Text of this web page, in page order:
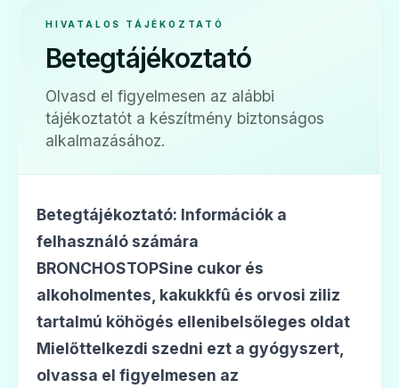
HIVATALOS TÁJÉKOZTATÓ
Betegtájékoztató
Olvasd el figyelmesen az alábbi
tájékoztatót a készítmény biztonságos
alkalmazásához.
Betegtájékoztató: Információk a
felhasználó számára
BRONCHOSTOPSine cukor és
alkoholmentes, kakukkfû és orvosi ziliz
tartalmú köhögés ellenibelsőleges oldat
Mielőttelkezdi szedni ezt a gyógyszert,
olvassa el figyelmesen az